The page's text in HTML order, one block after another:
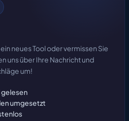
neues Tool oder vermissen Sie
uns über Ihre Nachricht und
um!
gelesen
umgesetzt